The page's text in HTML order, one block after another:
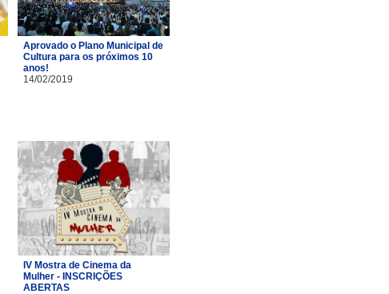
Aprovado o Plano Municipal de
Cultura para os próximos 10
anos!
14/02/2019
IV Mostra de Cinema da
Mulher - INSCRIÇÕES
ABERTAS